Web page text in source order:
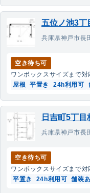
五位ノ池3丁
兵庫県神戸市長
空き待ち可
ワンボックスサイズまで対
屋根 平置き 24h利用可
日吉町5丁
兵庫県神戸市長
空き待ち可
ワンボックスサイズまで対
平置き
24h利用可 舗装